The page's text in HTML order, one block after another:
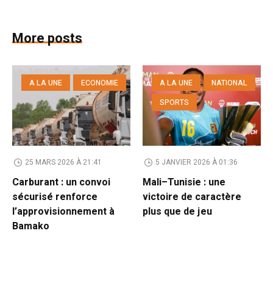
More posts
A LA UNE ECONOMIE
25 MARS 2026 À 21:41
Carburant : un convoi
sécurisé renforce
l’approvisionnement à
Bamako
A LA UNE
NATIONAL
SPORTS
5 JANVIER 2026 À 01:36
Mali–Tunisie : une
victoire de caractère
plus que de jeu